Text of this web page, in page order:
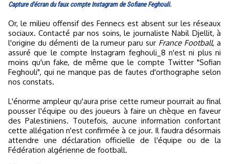
Capture d'écran du faux compte Instagram de Sofiane Feghouli.
Or, le milieu offensif des Fennecs est absent sur les réseaux
sociaux. Contacté par nos soins, le journaliste Nabil Djellit, à
l'origine du démenti de la rumeur paru sur France Football, a
assuré que le compte Instagram feghouli_8 n'est ni plus ni
moins qu'un fake, de même que le compte Twitter "Sofian
Feghouli", qui ne manque pas de fautes d'orthographe selon
nos constats.
L'énorme ampleur qu'aura prise cette rumeur pourrait au final
pousser l'équipe ou des joueurs à faire un chèque en faveur
des Palestiniens. Toutefois, aucune information confortant
cette allégation n'est confirmée à ce jour. Il faudra désormais
attendre une déclaration officielle de l'équipe ou de la
Fédération algérienne de football.